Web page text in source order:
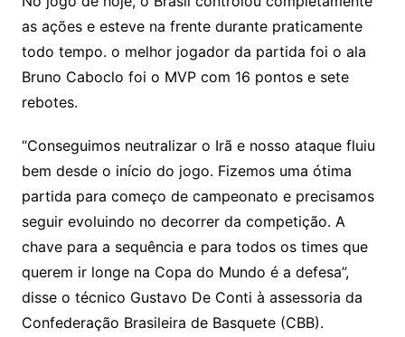
as ações e esteve na frente durante praticamente
todo tempo. o melhor jogador da partida foi o ala
Bruno Caboclo foi o MVP com 16 pontos e sete
rebotes.
“Conseguimos neutralizar o Irã e nosso ataque fluiu
bem desde o início do jogo. Fizemos uma ótima
partida para começo de campeonato e precisamos
seguir evoluindo no decorrer da competição. A
chave para a sequência e para todos os times que
querem ir longe na Copa do Mundo é a defesa”,
disse o técnico Gustavo De Conti à assessoria da
Confederação Brasileira de Basquete (CBB).